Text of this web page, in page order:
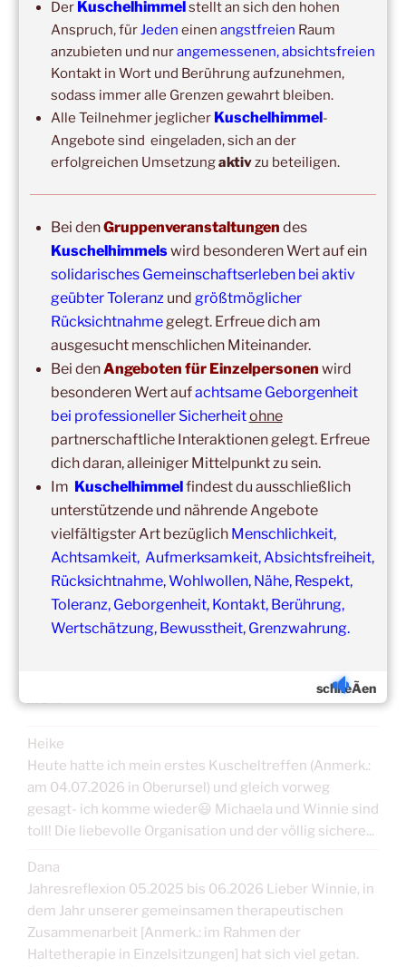
2026– Wochenende für 2:1 Ausbildung
Kuschelhimmel
Alle Rechte vorbehalten.
Gruppenveranstaltungen ohneEinschränkungen
in unseren Veranstaltungsräumen möglich!
Was schon immer galt und weiter gilt:Fühlst du dich krank
und/oder hast Erkältungssymptome, dann verzichte bitte
vorübergehend auf die Teilnahme.
Der nächste Termin ist nicht weit entfernt.
ERFAHRUNGSBERICHTE/TEILNEHMERSTIM
MEN
Heike
Heute hatte ich mein erstes Kuscheltreffen (Anmerk.:
am 04.07.2026 in Oberursel) und gleich vorweg
gesagt- ich komme wieder😃 Michaela und Winnie sind
toll! Die liebevolle Organisation und der völlig sichere...
Dana
Jahresreflexion 05.2025 bis 06.2026 Lieber Winnie, in
dem Jahr unserer gemeinsamen therapeutischen
Zusammenarbeit [Anmerk.: im Rahmen der
Haltetherapie in Einzelsitzungen] hat sich viel getan.
schlieÃen
Der Kuschelhimmelstellt an sich den hohen
Anspruch, fürJeden einen angstfreien Raum
anzubieten und nurangemessenen, absichtsfreien
Kontakt in Wort und Berührung aufzunehmen,
sodass immer alle Grenzen gewahrt bleiben.
Alle Teilnehmer jeglicher Kuschelhimmel-
Angebote sind eingeladen, sich an der
erfolgreichen Umsetzungaktivzu beteiligen.
Bei denGruppenveranstaltungen des
Kuschelhimmelswird besonderen Wert auf ein
solidarisches Gemeinschaftserleben bei aktiv
geübter Toleranz und größtmöglicher
Rücksichtnahmegelegt. Erfreue dich am
ausgesucht menschlichen Miteinander.
Bei denAngeboten für Einzelpersonen wird
besonderen Wert aufachtsame Geborgenheit
bei professioneller Sicherheitohne
partnerschaftliche Interaktionen gelegt. Erfreue
dich daran, alleiniger Mittelpunkt zu sein.
Im Kuschelhimmelfindest du ausschließlich
unterstützende und nährende Angebote
vielfältigster Art bezüglich Menschlichkeit,
Achtsamkeit, Aufmerksamkeit, Absichtsfreiheit,
Rücksichtnahme, Wohlwollen, Nähe, Respekt,
Toleranz, Geborgenheit, Kontakt, Berührung,
Wertschätzung, Bewusstheit, Grenzwahrung.